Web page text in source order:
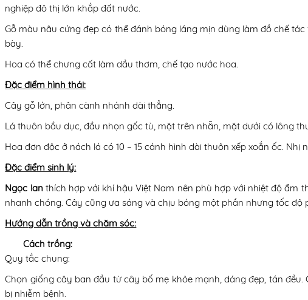
nghiệp đô thị lớn khắp đất nước.
Gỗ màu nâu cứng đẹp có thể đánh bóng láng mịn dùng làm đồ chế
bày.
Hoa có thể chưng cất làm dầu thơm, chế tạo nước hoa.
Đặc điểm hình thái:
Cây gỗ lớn, phân cành nhánh dài thẳng.
Lá thuôn bầu dục, đầu nhọn gốc tù, mặt trên nhẵn, mặt dưới có lông
Hoa đơn độc ở nách lá có 10 – 15 cánh hình dài thuôn xếp xoắn ốc. Nhị
Đặc điểm sinh lý:
Ngọc lanthích hợp với khí hậu Việt Nam nên phù hợp với nhiệt độ ẩm
nhanh chóng. Cây cũng ưa sáng và chịu bóng một phần nhưng tốc độ
Hướng dẫn trồng và chăm sóc:
Cách trồng:
Quy tắc chung:
Chọn giống cây ban đầu từ cây bố mẹ khỏe mạnh, dáng đẹp, tán
bị nhiễm bệnh.